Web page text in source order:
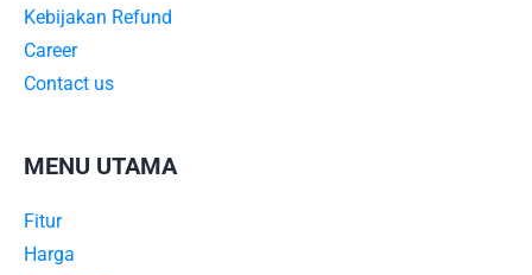
Kebijakan Refund
Career
Contact us
MENU UTAMA
Fitur
Harga